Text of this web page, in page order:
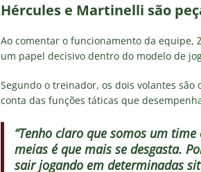
Hércules e Martinelli são
Ao comentar o funcionamento da equipe,
um papel decisivo dentro do modelo de
Segundo o treinador, os dois volantes
conta das funções táticas que
“Tenho claro que somos um
meias é que mais se desgasta.
sair jogando em determinadas